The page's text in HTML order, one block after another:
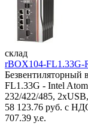
склад
rBOX104-FL1.33G-
Безвентиляторный
FL1.33G - Intel
232/422/485,
58 123.76 руб. с
707.39 у.е.